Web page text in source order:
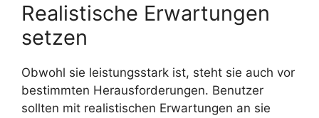
Realistische Erwartungen
setzen
Obwohl sie leistungsstark ist, steht sie auch vor
bestimmten Herausforderungen. Benutzer
sollten mit realistischen Erwartungen an sie